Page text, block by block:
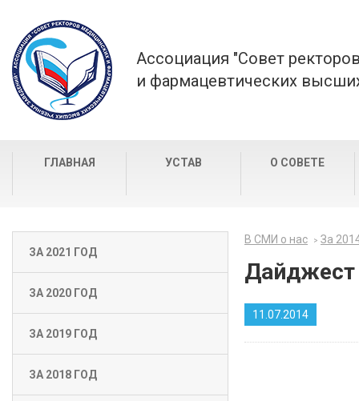
Ассоциация "Совет
и фармацевтических
ГЛАВНАЯ УСТАВ О СОВЕТЕ
ЗА 2021 ГОД
ЗА 2020 ГОД
ЗА 2019 ГОД
ЗА 2018 ГОД
В СМИ о нас За
Дайджест
11.07.2014